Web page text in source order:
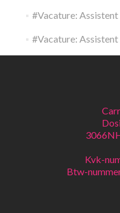
#Vacature:
#Vacature:
Kvk-
Btw-